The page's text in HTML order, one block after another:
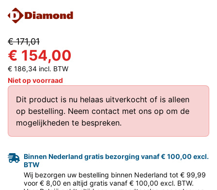
€ 171,01
€ 154,00
€ 186,34 incl. BTW
Niet op voorraad
Dit product is nu helaas uitverkocht of is alleen
op bestelling. Neem contact met ons op om de
mogelijkheden te bespreken.
Binnen Nederland gratis bezorging vanaf € 100,00 excl.
BTW
Wij bezorgen uw bestelling binnen Nederland tot € 99,99
voor € 8,00 en altijd gratis vanaf € 100,00 excl. BTW.